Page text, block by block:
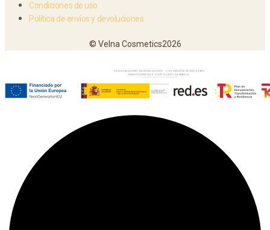
Condiciones de uso
Política de envíos y devoluciones
© Velna Cosmetics2026